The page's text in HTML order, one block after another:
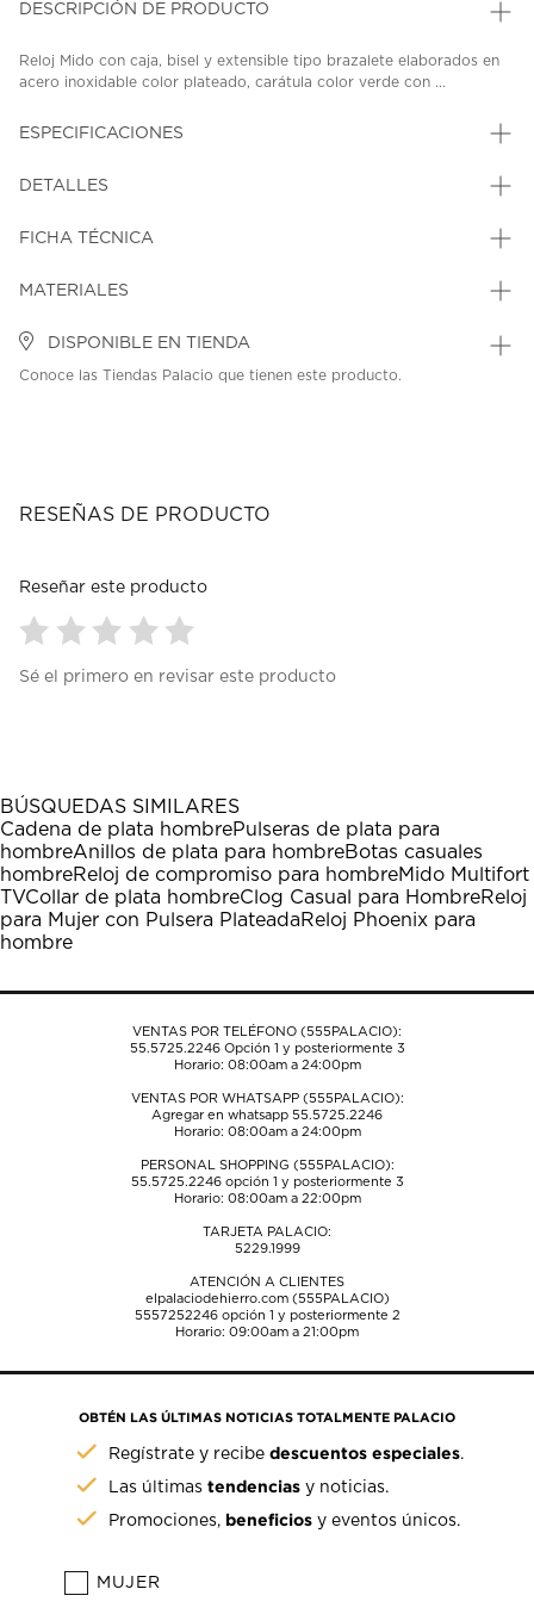
DESCRIPCIÓN DE PRODUCTO
Reloj Mido con caja, bisel y extensible tipo brazalete elaborados en
acero inoxidable color plateado, carátula color verde con ...
ESPECIFICACIONES
DETALLES
FICHA TÉCNICA
MATERIALES
DISPONIBLE EN TIENDA
Conoce las Tiendas Palacio que tienen este producto.
RESEÑAS DE PRODUCTO
Reseñar este producto
para
1
estrella
Esta
acción
abrirá
el
formulario
de
para
estrellas.
Esta
acción
abrirá
el
formulario
de
para
estrellas.
Esta
acción
abrirá
el
formulario
para
estrellas.
Esta
acción
abrirá
el
formulario
para
estrellas.
Esta
acción
abrirá
el
formulario
Sé el primero en revisar este producto
BÚSQUEDAS SIMILARES
Cadena de plata hombrePulseras de plata para
hombreAnillos de plata para hombreBotas casuales
hombreReloj de compromiso para hombreMido Multifort
TVCollar de plata hombreClog Casual para HombreReloj
para Mujer con Pulsera PlateadaReloj Phoenix para
hombre
VENTAS POR TELÉFONO (555PALACIO):
55.5725.2246Opción 1 y posteriormente 3
Horario: 08:00am a 24:00pm
VENTAS POR WHATSAPP (555PALACIO):
Agregar en whatsapp 55.5725.2246
Horario: 08:00am a 24:00pm
PERSONAL SHOPPING (555PALACIO):
55.5725.2246opción 1 y posteriormente 3
Horario: 08:00am a 22:00pm
TARJETA PALACIO:
5229.1999
ATENCIÓN A CLIENTES
elpalaciodehierro.com (555PALACIO)
5557252246opción 1 y posteriormente 2
Horario: 09:00am a 21:00pm
OBTÉN LAS ÚLTIMAS NOTICIAS TOTALMENTE PALACIO
Regístrate y recibedescuentos especiales.
Las últimastendencias y noticias.
Promociones, beneficios y eventos únicos.
MUJER